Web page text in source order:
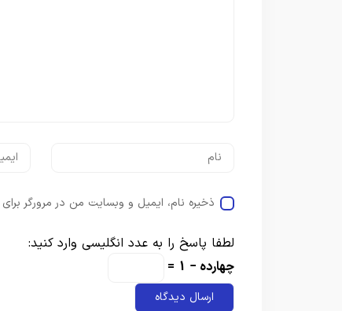
ذخیره نام، ایمیل و وبسایت من در مرورگر
لطفا پاسخ را به عدد انگلیسی وارد کنید:
چهارده − 1 =